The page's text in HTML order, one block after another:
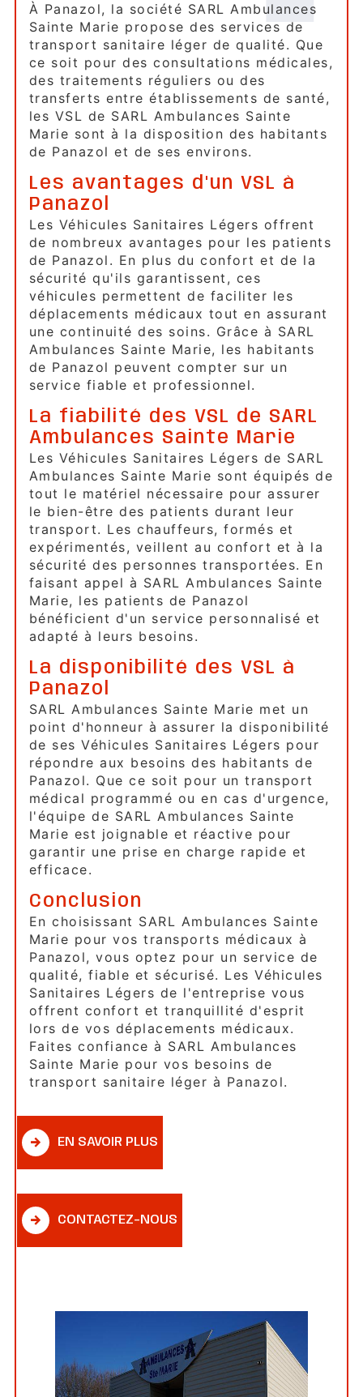
À Panazol, la société SARL Ambulances
Sainte Marie propose des services de
transport sanitaire léger de qualité. Que
ce soit pour des consultations médicales,
des traitements réguliers ou des
transferts entre établissements de santé,
les VSL de SARL Ambulances Sainte
Marie sont à la disposition des habitants
de Panazol et de ses environs.
Les avantages d'un VSL à
Panazol
Les Véhicules Sanitaires Légers offrent
de nombreux avantages pour les patients
de Panazol. En plus du confort et de la
sécurité qu'ils garantissent, ces
véhicules permettent de faciliter les
déplacements médicaux tout en assurant
une continuité des soins. Grâce à SARL
Ambulances Sainte Marie, les habitants
de Panazol peuvent compter sur un
service fiable et professionnel.
La fiabilité des VSL de SARL
Ambulances Sainte Marie
Les Véhicules Sanitaires Légers de SARL
Ambulances Sainte Marie sont équipés de
tout le matériel nécessaire pour assurer
le bien-être des patients durant leur
transport. Les chauffeurs, formés et
expérimentés, veillent au confort et à la
sécurité des personnes transportées. En
faisant appel à SARL Ambulances Sainte
Marie, les patients de Panazol
bénéficient d'un service personnalisé et
adapté à leurs besoins.
La disponibilité des VSL à
Panazol
SARL Ambulances Sainte Marie met un
point d'honneur à assurer la disponibilité
de ses Véhicules Sanitaires Légers pour
répondre aux besoins des habitants de
Panazol. Que ce soit pour un transport
médical programmé ou en cas d'urgence,
l'équipe de SARL Ambulances Sainte
Marie est joignable et réactive pour
garantir une prise en charge rapide et
efficace.
Conclusion
En choisissant SARL Ambulances Sainte
Marie pour vos transports médicaux à
Panazol, vous optez pour un service de
qualité, fiable et sécurisé. Les Véhicules
Sanitaires Légers de l'entreprise vous
offrent confort et tranquillité d'esprit
lors de vos déplacements médicaux.
Faites confiance à SARL Ambulances
Sainte Marie pour vos besoins de
transport sanitaire léger à Panazol.
EN SAVOIR PLUS
CONTACTEZ-NOUS